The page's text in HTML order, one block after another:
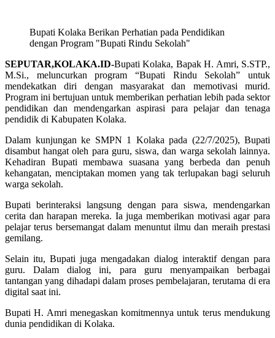
Bupati Kolaka Berikan Perhatian pada Pendidikan
dengan Program "Bupati Rindu Sekolah"
SEPUTAR,KOLAKA.ID-Bupati Kolaka, Bapak H. Amri, S.STP.,
M.Si., meluncurkan program “Bupati Rindu Sekolah” untuk
mendekatkan diri dengan masyarakat dan memotivasi murid.
Program ini bertujuan untuk memberikan perhatian lebih pada sektor
pendidikan dan mendengarkan aspirasi para pelajar dan tenaga
pendidik di Kabupaten Kolaka.
Dalam kunjungan ke SMPN 1 Kolaka pada (22/7/2025), Bupati
disambut hangat oleh para guru, siswa, dan warga sekolah lainnya.
Kehadiran Bupati membawa suasana yang berbeda dan penuh
kehangatan, menciptakan momen yang tak terlupakan bagi seluruh
warga sekolah.
Bupati berinteraksi langsung dengan para siswa, mendengarkan
cerita dan harapan mereka. Ia juga memberikan motivasi agar para
pelajar terus bersemangat dalam menuntut ilmu dan meraih prestasi
gemilang.
Selain itu, Bupati juga mengadakan dialog interaktif dengan para
guru. Dalam dialog ini, para guru menyampaikan berbagai
tantangan yang dihadapi dalam proses pembelajaran, terutama di era
digital saat ini.
Bupati H. Amri menegaskan komitmennya untuk terus mendukung
dunia pendidikan di Kolaka.